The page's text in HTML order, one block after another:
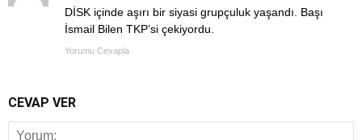
DİSK içinde aşırı bir siyasi grupçuluk yaşandı. Başı
İsmail Bilen TKP’si çekiyordu.
Yorumu Cevapla
CEVAP VER